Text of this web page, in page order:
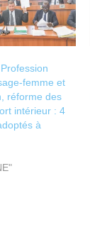
femme et
réforme des
intérieur : 4
à